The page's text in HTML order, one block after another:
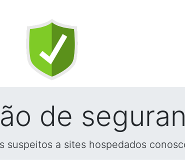
de
suspeitos a sites hospedados